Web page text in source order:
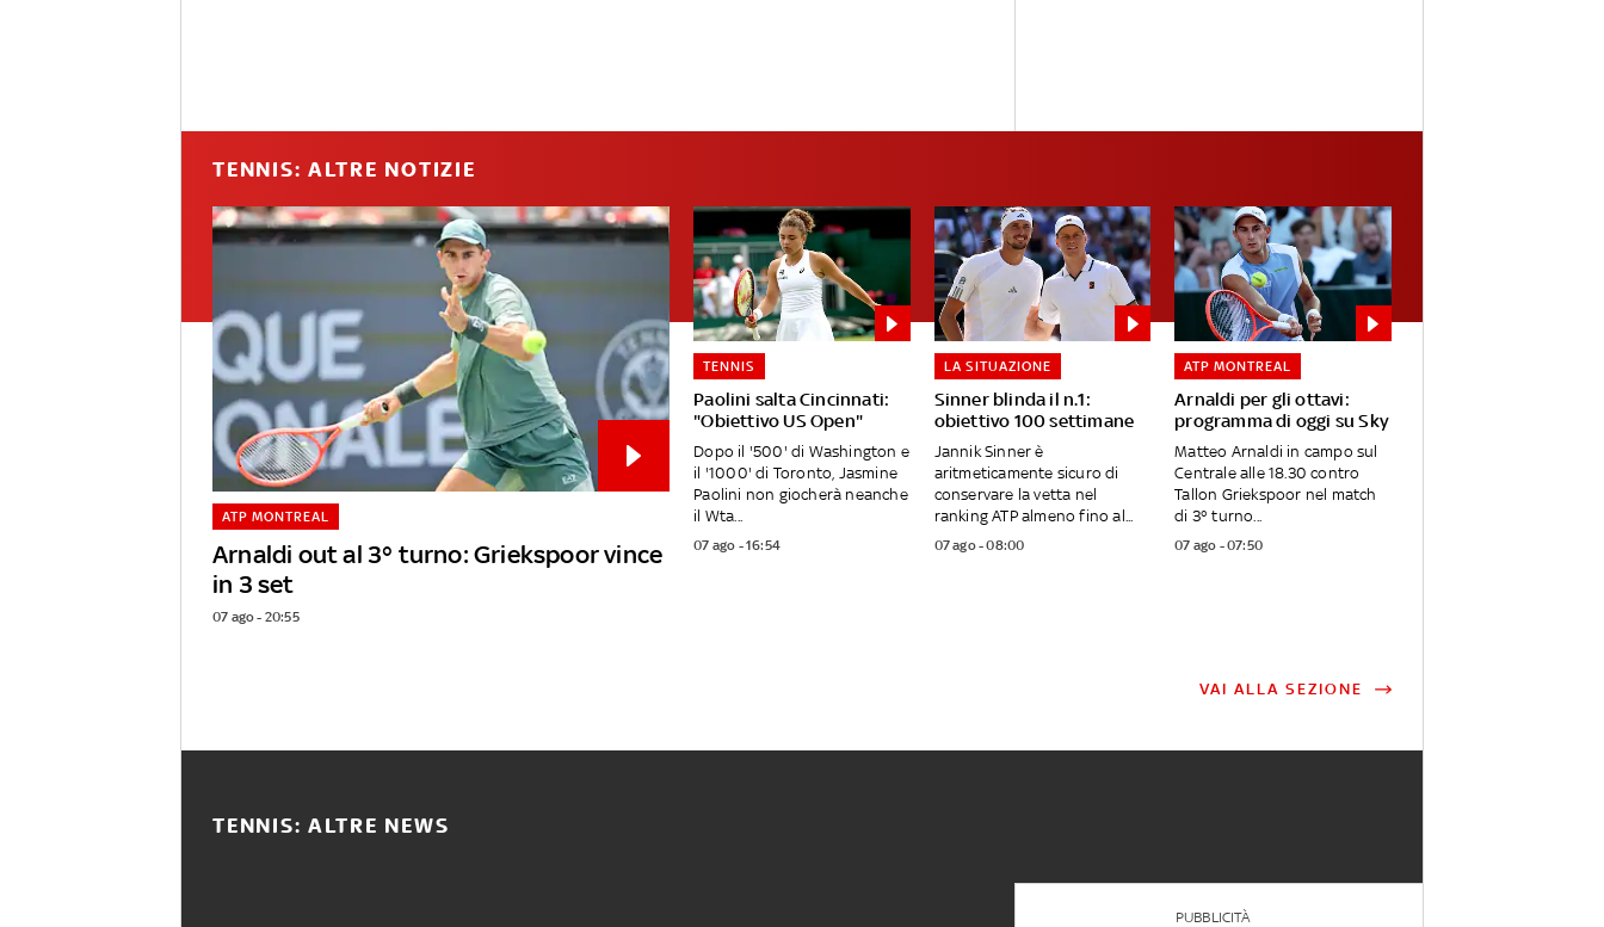
TENNIS: ALTRE NOTIZIE
Arnaldi out al 3° turno: Griekspoor vince
in 3 set
ATP MONTREAL
07 ago - 20:55
Paolini salta Cincinnati:
"Obiettivo US Open"
TENNIS
Dopo il '500' di Washington e
il '1000' di Toronto, Jasmine
Paolini non giocherà neanche
il Wta...
07 ago - 16:54
Sinner blinda il n.1:
obiettivo 100 settimane
LA SITUAZIONE
Jannik Sinner è
aritmeticamente sicuro di
conservare la vetta nel
ranking ATP almeno fino al...
07 ago - 08:00
Arnaldi per gli ottavi:
programma di oggi su Sky
ATP MONTREAL
Matteo Arnaldi in campo sul
Centrale alle 18.30 contro
Tallon Griekspoor nel match
di 3° turno...
07 ago - 07:50
VAI ALLA SEZIONE
TENNIS: ALTRE NEWS
PUBBLICITÀ